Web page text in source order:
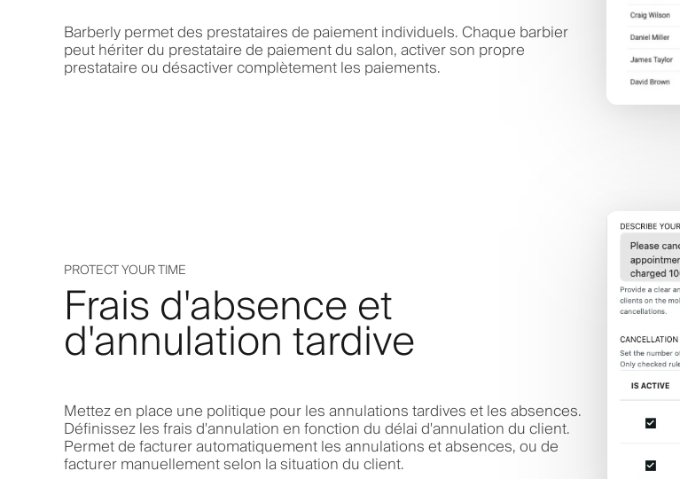
Barberly permet des prestataires de paiement individuels. Chaque barbier
peut hériter du prestataire de paiement du salon, activer son propre
prestataire ou désactiver complètement les paiements.
PROTECT YOUR TIME
Frais d'absence et
d'annulation tardive
Mettez en place une politique pour les annulations tardives et les absences.
Définissez les frais d'annulation en fonction du délai d'annulation du client.
Permet de facturer automatiquement les annulations et absences, ou de
facturer manuellement selon la situation du client.